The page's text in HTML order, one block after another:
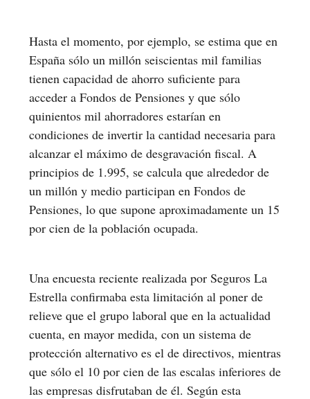
Hasta el momento, por ejemplo, se estima que en
España sólo un millón seiscientas mil familias
tienen capacidad de ahorro suficiente para
acceder a Fondos de Pensiones y que sólo
quinientos mil ahorradores estarían en
condiciones de invertir la cantidad necesaria para
alcanzar el máximo de desgravación fiscal. A
principios de 1.995, se calcula que alrededor de
un millón y medio participan en Fondos de
Pensiones, lo que supone aproximadamente un 15
por cien de la población ocupada.
Una encuesta reciente realizada por Seguros La
Estrella confirmaba esta limitación al poner de
relieve que el grupo laboral que en la actualidad
cuenta, en mayor medida, con un sistema de
protección alternativo es el de directivos, mientras
que sólo el 10 por cien de las escalas inferiores de
las empresas disfrutaban de él. Según esta